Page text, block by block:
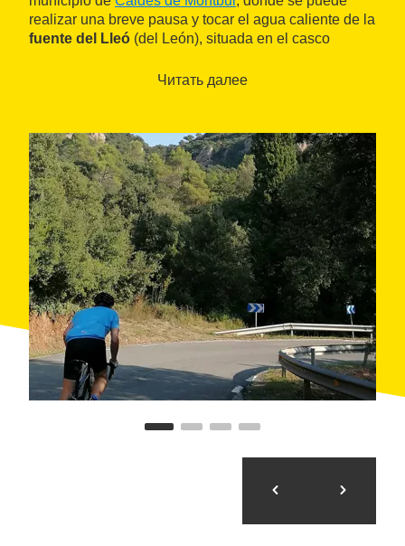
realizar una breve pausa y tocar el agua caliente de la
fuente del Lleó (del León), situada en el casco
dirección suroeste para volver a Sabadell, cruzando
Читать далее